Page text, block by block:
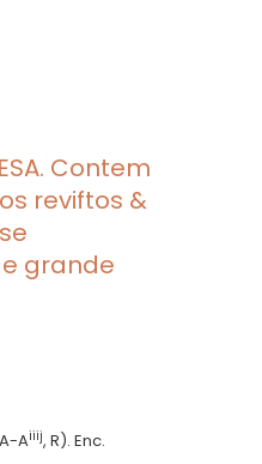
Contem
reviftos &
grande
Aiiij, R). Enc.